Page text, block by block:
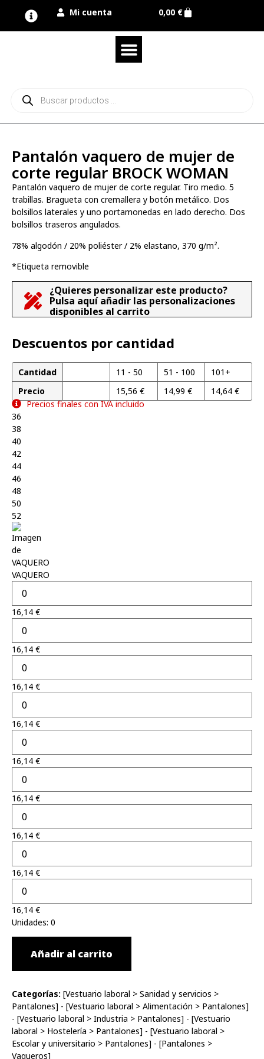
Mi cuenta 0,00 €
Pantalón vaquero de mujer de
corte regular BROCK WOMAN
Pantalón vaquero de mujer de corte regular. Tiro medio. 5
trabillas. Bragueta con cremallera y botón metálico. Dos
bolsillos laterales y uno portamonedas en lado derecho. Dos
bolsillos traseros angulados.
78% algodón / 20% poliéster / 2% elastano, 370 g/m².
*Etiqueta removible
¿Quieres personalizar este producto?
Pulsa aquí añadir las personalizaciones
disponibles al carrito
Descuentos por cantidad
Cantidad
Precio
11 - 50
15,56€
51 - 100
14,99 €
101+
14,64 €
Precios finales con IVA incluido
36
38
40
42
44
46
48
50
52
VAQUERO
16,14 €
16,14 €
16,14 €
16,14 €
16,14 €
16,14 €
16,14 €
16,14 €
16,14 €
Unidades: 0
Añadir al carrito
Categorías: [Vestuario laboral > Sanidad y servicios >
Pantalones] - [Vestuario laboral > Alimentación > Pantalones]
- [Vestuario laboral > Industria > Pantalones] - [Vestuario
laboral > Hostelería > Pantalones] - [Vestuario laboral >
Escolar y universitario > Pantalones] - [Pantalones >
Vaqueros]